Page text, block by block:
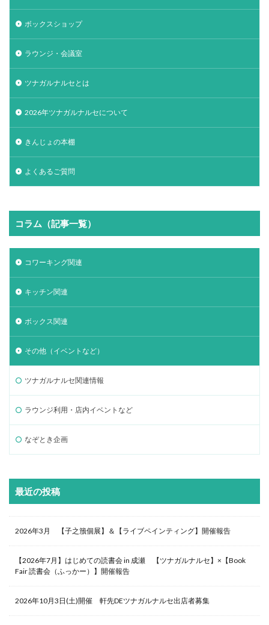
ボックスショップ
ラウンジ・会議室
ツナガルナルセとは
2026年ツナガルナルセについて
きんじょの本棚
よくあるご質問
コラム（記事一覧）
コワーキング関連
キッチン関連
ボックス関連
その他（イベントなど）
ツナガルナルセ関連情報
ラウンジ利用・店内イベントなど
なぞとき企画
最近の投稿
2026年3月 【子之籏個展】＆【ライブペインティング】開催報告
【2026年7月】はじめての読書会 in 成瀬 【ツナガルナルセ】×【Book
Fair 読書会（ふっかー）】開催報告
2026年10月3日(土)開催 軒先DEツナガルナルセ出店者募集